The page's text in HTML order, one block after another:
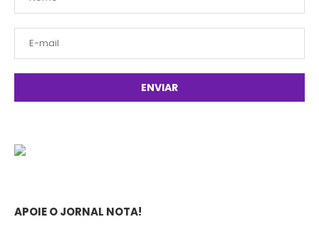
APOIE O JORNAL NOTA!